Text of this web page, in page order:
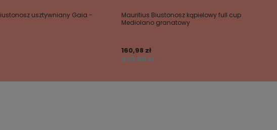
usztywniany Gaia -
Mauritius Biustonosz kąpielowy full cup
Mediolano granatowy
229,99 zł
160,98 zł